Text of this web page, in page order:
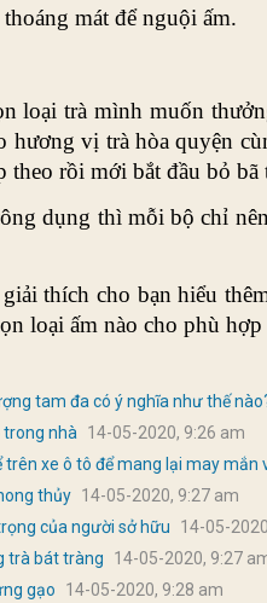
mát để nguội ấm.
loại trà mình muốn
hương vị trà hòa quyện
theo rồi mới bắt đầu bỏ bã
dụng thì mỗi bộ chỉ
thích cho bạn hiểu
loại ấm nào cho phù
tam đa có ý nghĩa như thế
nhà
14-05-2020, 9:26 am
xe ô tô để mang lại may mắn
thủy 14-05-2020, 9:27 am
của người sở hữu
14-05-
trà bát tràng
14-05-2020, 9:27
gạo
14-05-2020, 9:28 am